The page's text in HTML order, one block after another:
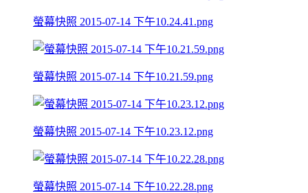
螢幕快照 2015-07-14 下午10.24.41.png
螢幕快照 2015-07-14 下午10.21.59.png
螢幕快照 2015-07-14 下午10.23.12.png
螢幕快照 2015-07-14 下午10.22.28.png